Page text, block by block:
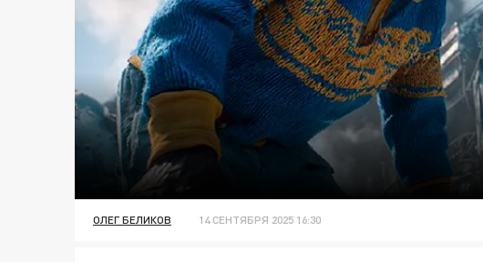
ОЛЕГ БЕЛИКОВ 14 СЕНТЯБРЯ 2025 16:30